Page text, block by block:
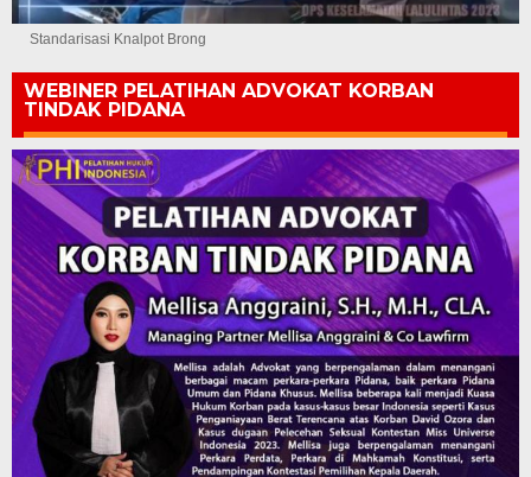
Standarisasi Knalpot Brong
WEBINER PELATIHAN ADVOKAT KORBAN
TINDAK PIDANA